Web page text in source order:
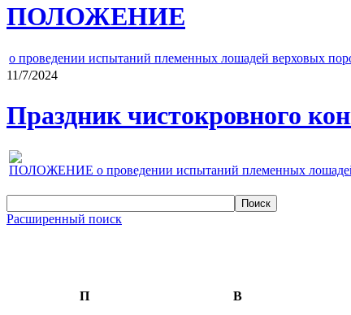
ПОЛОЖЕНИЕ
о проведении испытаний племенных лошадей верховых
11/7/2024
Праздник чистокровного
ПОЛОЖЕНИЕ о проведении испытаний племенных лошадей
Расширенный поиск
П В